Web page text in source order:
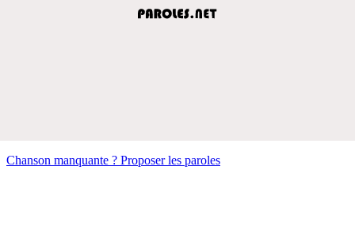
Chanson manquante ? Proposer les paroles